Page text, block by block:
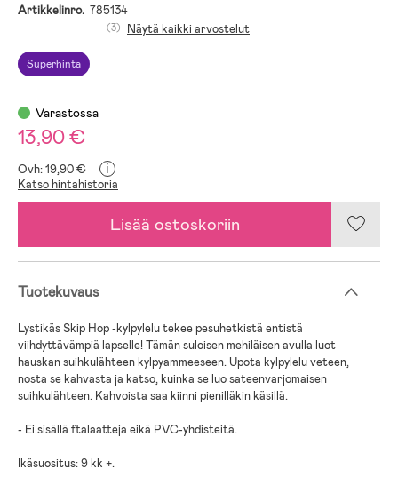
Artikkelinro. 785134
Superhinta
(3) Näytä kaikki arvostelut
Varastossa
13,90 €
Ovh: 19,90 € i
Katso hintahistoria
Lisää ostoskoriin
Tuotekuvaus
Lystikäs Skip Hop -kylpylelu tekee pesuhetkistä entistä
viihdyttävämpiä lapselle! Tämän suloisen mehiläisen avulla luot
hauskan suihkulähteen kylpyammeeseen. Upota kylpylelu veteen,
nosta se kahvasta ja katso, kuinka se luo sateenvarjomaisen
suihkulähteen. Kahvoista saa kiinni pienilläkin käsillä.
- Ei sisällä ftalaatteja eikä PVC-yhdisteitä.
Ikäsuositus: 9 kk +.